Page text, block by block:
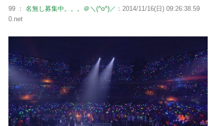
99 ： 名無し募集中。。。＠＼(^o^)／ ：2014/11/16(日) 09:26:38.59
0.net